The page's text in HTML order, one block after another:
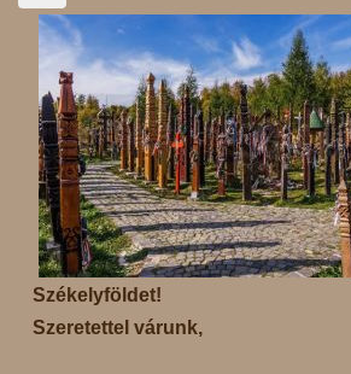
Székelyföldet!
Szeretettel várunk,